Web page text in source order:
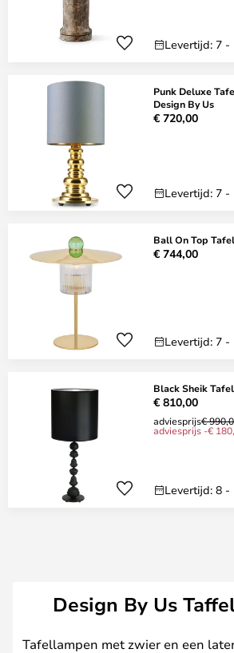
Levertijd: 7
Punk Deluxe
Design By Us
€ 720,00
Levertijd: 7
Ball On Top
€ 744,00
Levertijd: 7
Black Sheik
€ 810,00
adviesprijs€
adviesprijs -€
Levertijd: 8
Design By Us
Tafellampen met zwier en een